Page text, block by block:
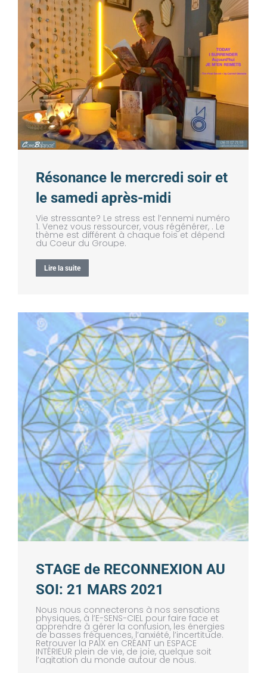
Résonance le mercredi soir et
le samedi après-midi
Vie stressante? Le stress est l’ennemi numéro
1. Venez vous ressourcer, vous régénérer, . Le
thème est différent à chaque fois et dépend
du Coeur du Groupe.
Lire la suite
STAGE de RECONNEXION AU
SOI: 21 MARS 2021
Nous nous connecterons à nos sensations
physiques, à l’E-SENS-CIEL pour faire face et
apprendre à gérer la confusion, les énergies
de basses fréquences, l’anxiété, l’incertitude.
Retrouver la PAIX en CRÉANT un ESPACE
INTÉRIEUR plein de vie, de joie, quelque soit
l’agitation du monde autour de nous.